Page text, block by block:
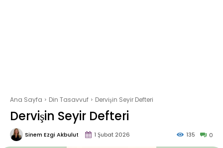
Ana Sayfa Din Tasavvuf Dervişin Seyir Defteri
Dervişin Seyir Defteri
Sinem Ezgi Akbulut 1 Şubat 2026 0
135